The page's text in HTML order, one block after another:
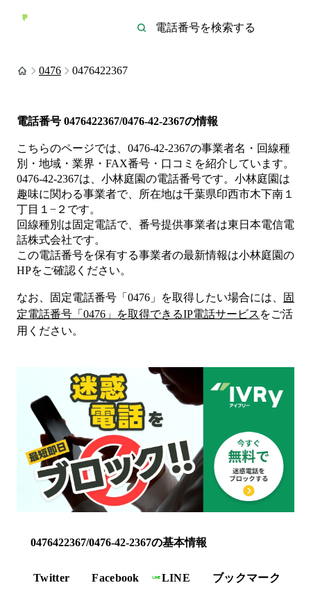
0476 0476422367
電話番号 0476422367/0476-42-2367の情報
こちらのページでは、 0476-42-2367の事業者名・回線種
別・地域・業界・FAX番号・口コミを紹介しています。
0476-42-2367は、 小林庭園の電話番号です。 小林庭園は
趣味に関わる事業者で、所在地は千葉県印西市木下南１
丁目１−２ です。
回線種別は固定電話で、番号提供事業者は東日本電信電
話株式会社です。
この電話番号を保有する事業者の最新情報は小林庭園の
HPをご確認ください。
なお、固定電話番号「 0476 」を取得したい場合には、
固
定電話番号「 0476 」を取得できるIP電話サービス をご活
用ください。
0476422367/0476-42-2367の基本情報
Twitter Facebook LINE
ブックマーク